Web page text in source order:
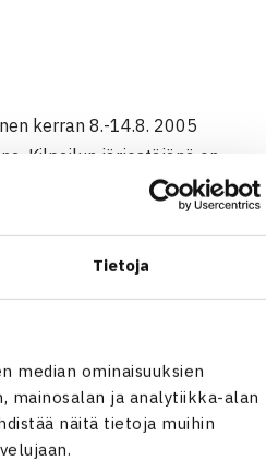
Tietoja
median ominaisuuksien
mainosalan ja analytiikka-alan
näitä tietoja muihin
kerran 8.-14.8. 2005
Kilpailun järjestäjänä on
aiemmin tennistä
Tapiolan tennispuistossa,